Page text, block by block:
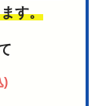
す。
)